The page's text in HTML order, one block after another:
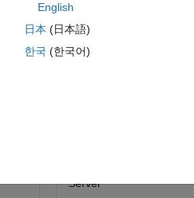
English
日本 (日本語)
한국 (한국어)